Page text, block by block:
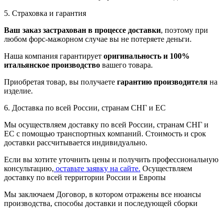
5. Страховка и гарантия
Ваш заказ застрахован в процессе доставки, поэтому при
любом форс-мажорном случае вы не потеряете деньги.
Наша компания гарантирует оригинальность и 100%
итальянское производство вашего товара.
Приобретая товар, вы получаете гарантию производителя на
изделие.
6. Доставка по всей России, странам СНГ и ЕС
Мы осуществляем доставку по всей России, странам СНГ и
ЕС с помощью транспортных компаний. Стоимость и срок
доставки рассчитывается индивидуально.
Если вы хотите уточнить цены и получить профессиональную
консультацию, оставьте заявку на сайте. Осуществляем
доставку по всей территории России и Европы
Мы заключаем Договор, в котором отражены все нюансы
производства, способы доставки и последующей сборки